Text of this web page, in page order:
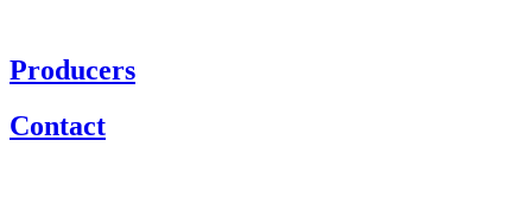
Producers
Contact